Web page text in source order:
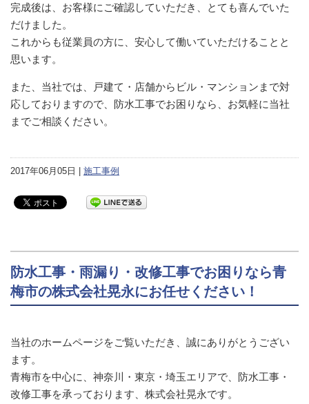
完成後は、お客様にご確認していただき、とても喜んでいた
だけました。
これからも従業員の方に、安心して働いていただけることと
思います。
また、当社では、戸建て・店舗からビル・マンションまで対
応しておりますので、防水工事でお困りなら、お気軽に当社
までご相談ください。
2017年06月05日 | 施工事例
防水工事・雨漏り・改修工事でお困りなら青
梅市の株式会社晃永にお任せください！
当社のホームページをご覧いただき、誠にありがとうござい
ます。
青梅市を中心に、神奈川・東京・埼玉エリアで、防水工事・
改修工事を承っております、株式会社晃永です。